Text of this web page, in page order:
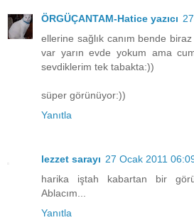
ÖRGÜÇANTAM-Hatice yazıcı
ellerine sağlık canım bende
var yarın evde yokum ama
sevdiklerim tek tabakta:))
süper görünüyor:))
Yanıtla
lezzet sarayı 27 Ocak 2011
harika iştah kabartan bir
Ablacım...
Yanıtla